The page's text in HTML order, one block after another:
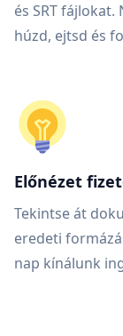
és SRT
húzd, ejtsd és
Előnézet
Tekintse át
eredeti
nap kínálunk